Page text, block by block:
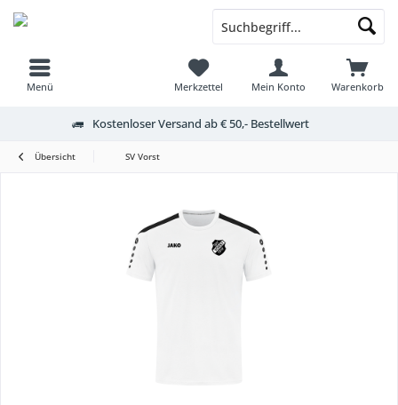
Menü Warenkorb
Merkzettel Mein Konto
Kostenloser Versand ab € 50,- Bestellwert
Übersicht SV Vorst